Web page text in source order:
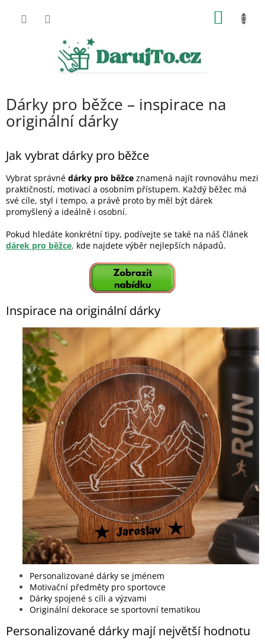
Dárky pro běžce – inspirace na
originální dárky
Jak vybrat dárky pro běžce
Vybrat správné dárky pro běžce znamená najít rovnováhu mezi
praktičností, motivací a osobním přístupem. Každý běžec má
své cíle, styl i tempo, a právě proto by měl být dárek
promyšlený a ideálně i osobní.
Pokud hledáte konkrétní tipy, podívejte se také na náš článek
dárek pro běžce, kde najdete výběr nejlepších nápadů.
Inspirace na originální dárky
Personalizované dárky se jménem
Motivační předměty pro sportovce
Dárky spojené s cíli a výzvami
Originální dekorace se sportovní tematikou
Personalizované dárky mají největší hodnotu